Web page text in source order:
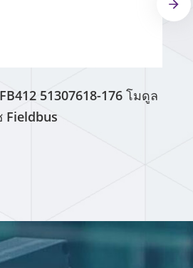
51307618-176 โมดูล
Fieldbus